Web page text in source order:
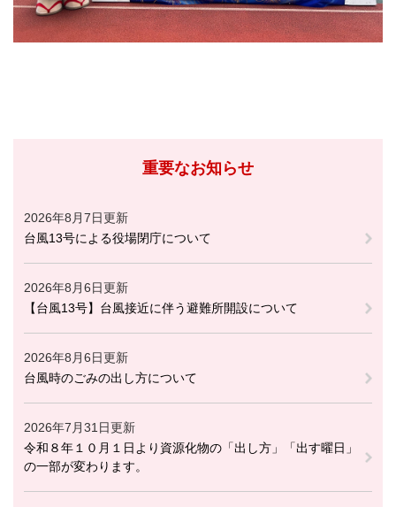
重要なお知らせ
2026年8月7日更新
台風13号による役場閉庁について
2026年8月6日更新
【台風13号】台風接近に伴う避難所開設について
2026年8月6日更新
台風時のごみの出し方について
2026年7月31日更新
令和８年１０月１日より資源化物の「出し方」「出す曜日」
の一部が変わります。